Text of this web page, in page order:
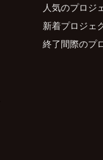
人気のプロジ
新着プロジェ
終了間際のプ